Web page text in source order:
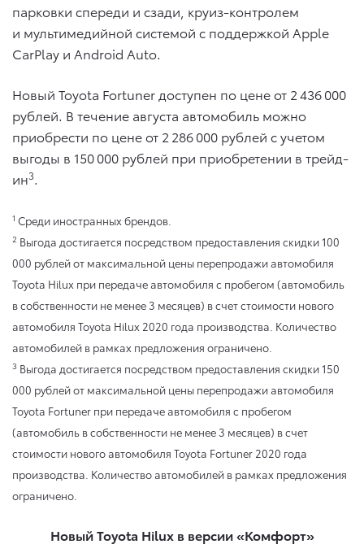
парковки спереди и сзади, круиз-контролем
и мультимедийной системой с поддержкой Apple
CarPlay и Android Auto.
Новый Toyota Fortuner доступен по цене от 2 436 000
рублей. В течение августа автомобиль можно
приобрести по цене от 2 286 000 рублей с учетом
выгоды в 150 000 рублей при приобретении в трейд-
ин3.
1 Среди иностранных брендов.
2 Выгода достигается посредством предоставления скидки 100
000 рублей от максимальной цены перепродажи автомобиля
Toyota Hilux при передаче автомобиля с пробегом (автомобиль
в собственности не менее 3 месяцев) в счет стоимости нового
автомобиля Toyota Hilux 2020 года производства. Количество
автомобилей в рамках предложения ограничено.
3 Выгода достигается посредством предоставления скидки 150
000 рублей от максимальной цены перепродажи автомобиля
Toyota Fortuner при передаче автомобиля с пробегом
(автомобиль в собственности не менее 3 месяцев) в счет
стоимости нового автомобиля Toyota Fortuner 2020 года
производства. Количество автомобилей в рамках предложения
ограничено.
Новый Toyota Hilux в версии «Комфорт»